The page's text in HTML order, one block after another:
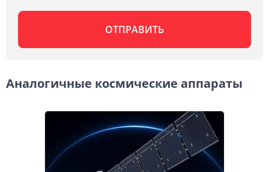
Аналогичные космические аппараты